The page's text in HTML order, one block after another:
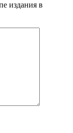
издания в